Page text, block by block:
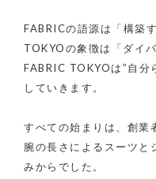
FABRICの語源は「構築す
TOKYOの象徴は「ダイ
FABRIC TOKYOは”自分
していきます。
すべての始まりは、創業
腕の長さによるスーツと
みからでした。